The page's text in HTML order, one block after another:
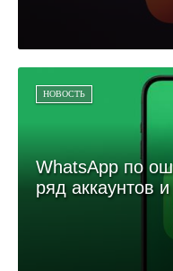
НОВОСТЬ
WhatsApp по
ряд аккаунтов